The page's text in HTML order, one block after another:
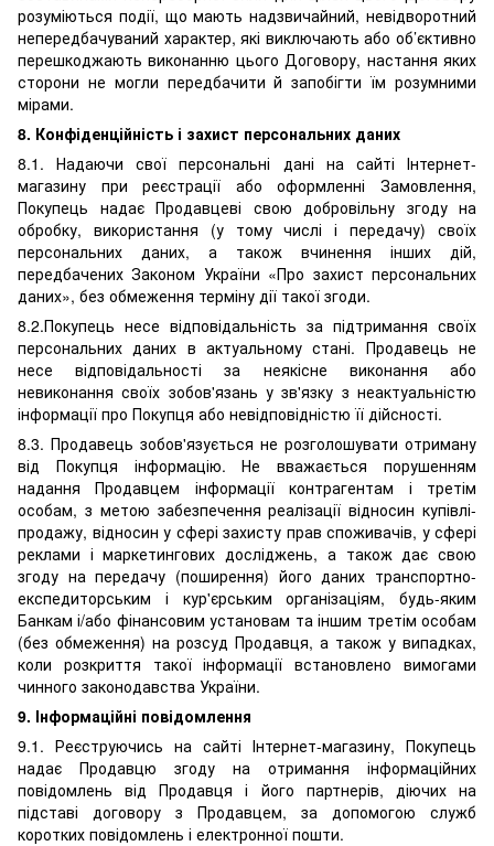
розуміються події, що мають надзвичайний, невідворотний
непередбачуваний характер, які виключають або об’єктивно
перешкоджають виконанню цього Договору, настання яких
сторони не могли передбачити й запобігти їм розумними
мірами.
8. Конфіденційність і захист персональних даних
8.1. Надаючи свої персональні дані на сайті Інтернет-
магазину при реєстрації або оформленні Замовлення,
Покупець надає Продавцеві свою добровільну згоду на
обробку, використання (у тому числі і передачу) своїх
персональних даних, а також вчинення інших дій,
передбачених Законом України «Про захист персональних
даних», без обмеження терміну дії такої згоди.
8.2.Покупець несе відповідальність за підтримання своїх
персональних даних в актуальному стані. Продавець не
несе відповідальності за неякісне виконання або
невиконання своїх зобов'язань у зв'язку з неактуальністю
інформації про Покупця або невідповідністю її дійсності.
8.3. Продавець зобов'язується не розголошувати отриману
від Покупця інформацію. Не вважається порушенням
надання Продавцем інформації контрагентам і третім
особам, з метою забезпечення реалізації відносин купівлі-
продажу, відносин у сфері захисту прав споживачів, у сфері
реклами і маркетингових досліджень, а також дає свою
згоду на передачу (поширення) його даних транспортно-
експедиторським і кур'єрським організаціям, будь-яким
Банкам і/або фінансовим установам та іншим третім особам
(без обмеження) на розсуд Продавця, а також у випадках,
коли розкриття такої інформації встановлено вимогами
чинного законодавства України.
9. Інформаційні повідомлення
9.1. Реєструючись на сайті Інтернет-магазину, Покупець
надає Продавцю згоду на отримання інформаційних
повідомлень від Продавця і його партнерів, діючих на
підставі договору з Продавцем, за допомогою служб
коротких повідомлень і електронної пошти.